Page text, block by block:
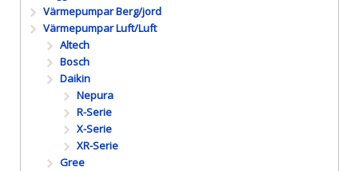
Värmepumpar Berg/jord
Värmepumpar Luft/Luft
Altech
Bosch
Daikin
Nepura
R-Serie
X-Serie
XR-Serie
Gree